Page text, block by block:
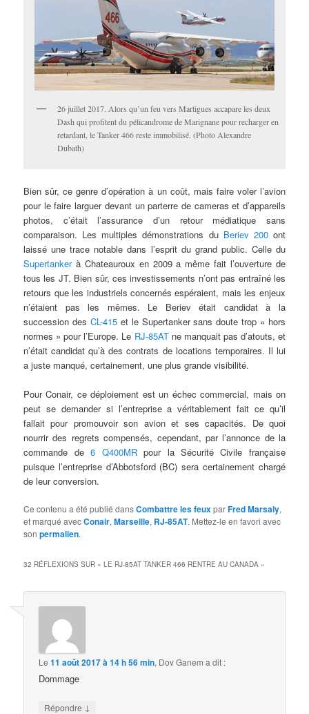
26 juillet 2017. Alors qu’un feu vers Martigues accapare les deux
Dash qui profitent du pélicandrome de Marignane pour recharger en
retardant, le Tanker 466 reste immobilisé. (Photo Alexandre
Dubath)
Bien sûr, ce genre d’opération à un coût, mais faire voler l’avion
pour le faire larguer devant un parterre de cameras et d’appareils
photos, c’était l’assurance d’un retour médiatique sans
comparaison. Les multiples démonstrations du Beriev 200ont
laissé une trace notable dans l’esprit du grand public. Celle du
Supertankerà Chateauroux en 2009 a même fait l’ouverture de
tous les JT. Bien sûr, ces investissements n’ont pas entraîné les
retours que les industriels concernés espéraient, mais les enjeux
n’étaient pas les mêmes. Le Beriev était candidat à la
succession des CL-415et le Supertanker sans doute trop « hors
normes » pour l’Europe. Le RJ-85AT ne manquait pas d’atouts, et
n’était candidat qu’à des contrats de locations temporaires. Il lui
a juste manqué, certainement, une plus grande visibilité.
Pour Conair, ce déploiement est un échec commercial, mais on
peut se demander si l’entreprise a véritablement fait ce qu’il
fallait pour promouvoir son avion et ses capacités. De quoi
nourrir des regrets compensés, cependant, par l’annonce de la
commande de6 Q400MRpour la Sécurité Civile française
puisque l’entreprise d’Abbotsford (BC) sera certainement chargé
de leur conversion.
Ce contenu a été publié dansCombattre les feuxparFred Marsaly,
et marqué avecConair,Marseille, RJ-85AT. Mettez-le en favori avec
sonpermalien.
32 RÉFLEXIONS SUR «LE RJ-85AT TANKER 466 RENTRE AU CANADA »
Le11 août 2017 à 14 h 56 min, Dov Ganem a dit :
Dommage
Répondre ↓